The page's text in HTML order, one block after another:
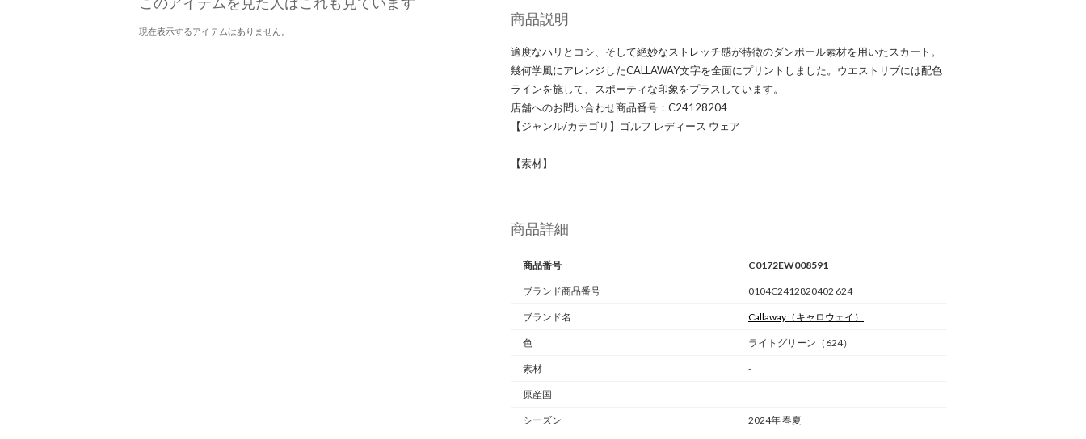
現在表示するアイテムはありません。
商品説明
適度なハリとコシ、そして絶妙なストレッチ感が特徴のダンボール素材を用いたスカート。
幾何学風にアレンジしたCALLAWAY文字を全面にプリントしました。ウエストリブには配色
ラインを施して、スポーティな印象をプラスしています。
店舗へのお問い合わせ商品番号：C24128204
【ジャンル/カテゴリ】ゴルフ レディース ウェア
【素材】
-
商品詳細
商品番号 C0172EW008591
ブランド商品番号 0104C2412820402 624
ブランド名 Callaway （キャロウェイ）
色 ライトグリーン（624）
素材 -
原産国 -
シーズン 2024年 春夏